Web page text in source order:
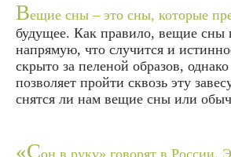
Вещие сны – это сны, которые
будущее. Как правило, вещие сны
напрямую, что случится и
скрыто за пеленой образов,
позволяет пройти сквозь эту
снятся ли нам вещие сны или
«С